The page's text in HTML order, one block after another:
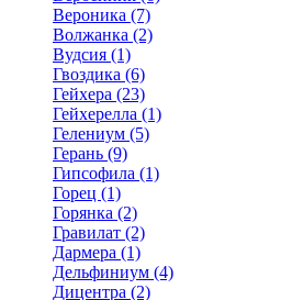
Вероника (7)
Волжанка (2)
Вудсия (1)
Гвоздика (6)
Гейхера (23)
Гейхерелла (1)
Гелениум (5)
Герань (9)
Гипсофила (1)
Горец (1)
Горянка (2)
Гравилат (2)
Дармера (1)
Дельфиниум (4)
Дицентра (2)